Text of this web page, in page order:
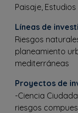
Paisaje,
Líneas de
Riesgos
planeamiento
mediterráneas
Proyectos de
-Ciencia
riesgos